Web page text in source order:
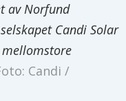
av Norfund
Candi Solar
Candi /